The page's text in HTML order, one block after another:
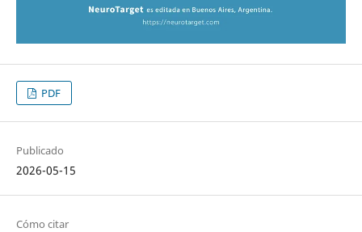
PDF
Publicado
2026-05-15
Cómo citar